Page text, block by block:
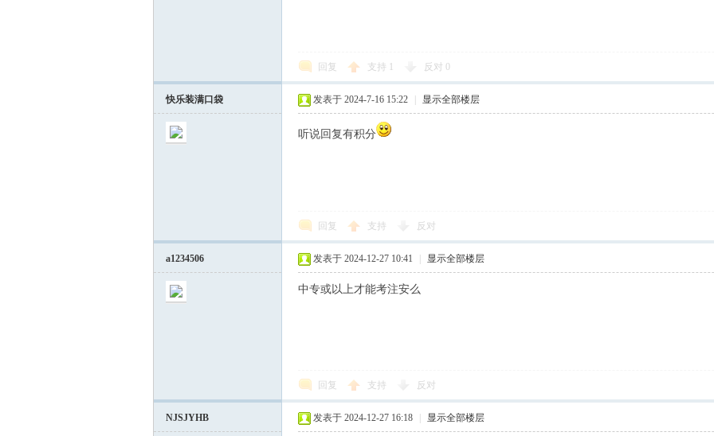
回复 支持 反对 0
快乐装满口袋 发表于 2024-7-16 15:22 显示全部楼层
听说回复有积分
回复 支持 反对
a1234506 发表于 2024-12-27 10:41 显示全部楼层
中专或以上才能考注安么
回复 支持 反对
NJSJYHB 发表于 2024-12-27 16:18 显示全部楼层